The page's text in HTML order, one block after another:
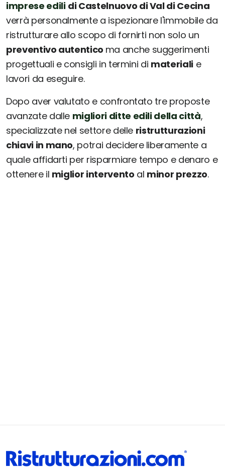
imprese edili di Castelnuovo di Val di Cecina
verrà personalmente a ispezionare l'immobile da
ristrutturare allo scopo di fornirti non solo un
preventivo autentico ma anche suggerimenti
progettuali e consigli in termini di materialie
lavori da eseguire.
Dopo aver valutato e confrontato tre proposte
avanzate dalle migliori ditte edili della città,
specializzate nel settore delle ristrutturazioni
chiavi in mano, potrai decidere liberamente a
quale affidarti per risparmiare tempo e denaro e
ottenere il miglior intervento al minor prezzo.